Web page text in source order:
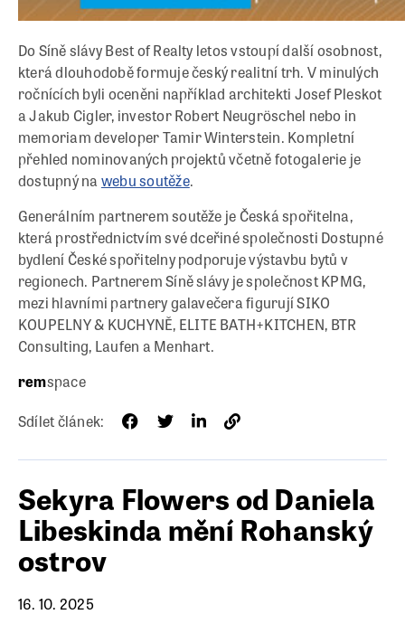
Do Síně slávy Best of Realty letos vstoupí další osobnost,
která dlouhodobě formuje český realitní trh. V minulých
ročnících byli oceněni například architekti Josef Pleskot
a Jakub Cigler, investor Robert Neugröschel nebo in
memoriam developer Tamir Winterstein. Kompletní
přehled nominovaných projektů včetně fotogalerie je
dostupný na webu soutěže.
Generálním partnerem soutěže je Česká spořitelna,
která prostřednictvím své dceřiné společnosti Dostupné
bydlení České spořitelny podporuje výstavbu bytů v
regionech. Partnerem Síně slávy je společnost KPMG,
mezi hlavními partnery galavečera figurují SIKO
KOUPELNY & KUCHYNĚ, ELITE BATH+KITCHEN, BTR
Consulting, Laufen a Menhart.
remspace
Sdílet článek:
Sekyra Flowers od Daniela
Libeskinda mění Rohanský
ostrov
16. 10. 2025